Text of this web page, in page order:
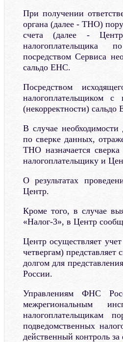
При получении
органа (далее - ТНО)
счета (далее -
налогоплательщика
посредством Сервиса
сальдо ЕНС.
Посредством
налогоплательщиком
(некорректности) сальдо
В случае
по сверке данных,
ТНО назначается
налогоплательщику и
О результатах
Центр.
Кроме того, в случае
«Налог-3», в Центр
Центр осуществляет
четвергам)
долгом для
России.
Управлениям ФНС
межрегиональным
налогоплательщикам
подведомственных
действенный контроль